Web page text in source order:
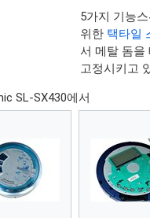
5가지 기능
위한 택타일
서 메탈 돔을
고정시키고
SL-SX430에서